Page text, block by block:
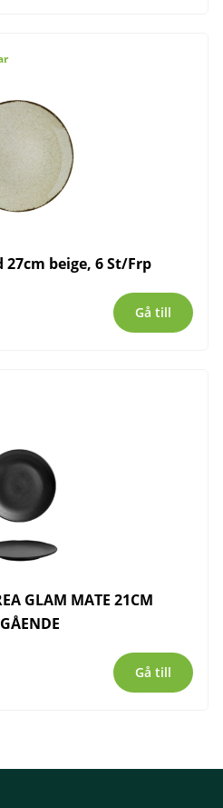
beige, 6 St/Frp
Gå till
GLAM MATE 21CM
Gå till